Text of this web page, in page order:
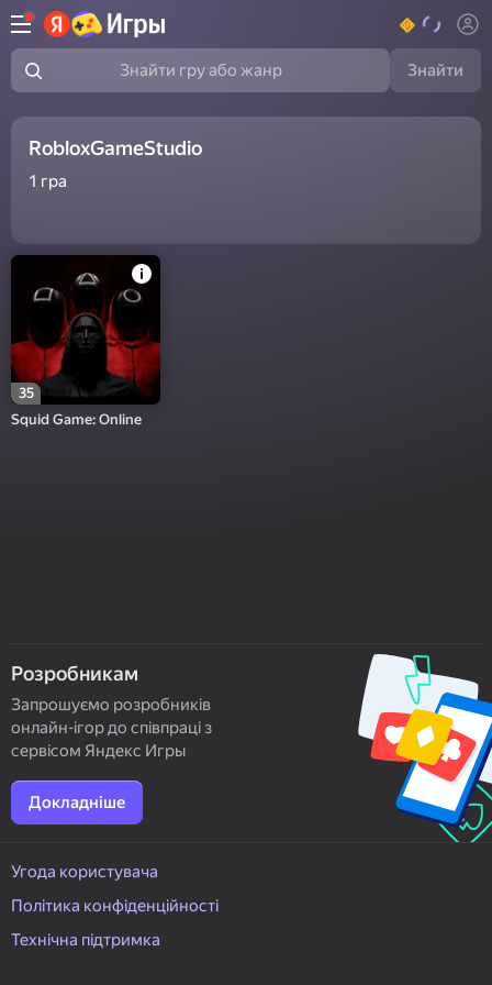
Знайти гру або жанр Знайти
RobloxGameStudio
1 гра
35
Squid Game: Online
Розробникам
Запрошуємо розробників
онлайн-ігор до співпраці з
сервісом Яндекс Игры
Докладніше
Угода користувача
Політика конфіденційності
Технічна підтримка